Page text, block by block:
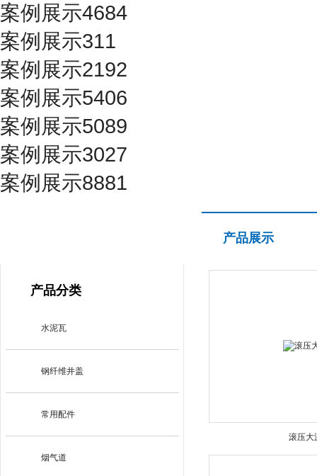
案例展示4684
案例展示311
案例展示2192
案例展示5406
案例展示5089
案例展示3027
案例展示8881
产品分类
水泥瓦
钢纤维井盖
常用配件
烟气道
产品展示
滚压大